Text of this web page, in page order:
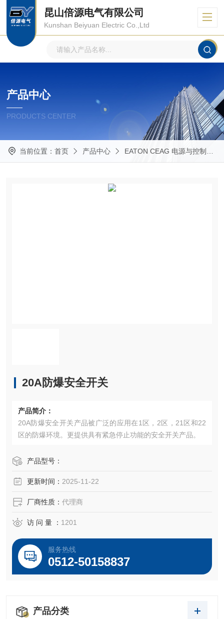
昆山倍源电气有限公司
Kunshan Beiyuan Electric Co.,Ltd
产品中心
PRODUCTS CENTER
当前位置： 首页 产品中心 EATON CEAG 电源与控制
20A防爆安全开关
产品简介：
20A防爆安全开关产品被广泛的应用在1区，2区，21区和22
区的防爆环境。更提供具有紧急停止功能的安全开关产品。
产品型号：
更新时间： 2025-11-22
厂商性质： 代理商
访 问 量 ： 1201
服务热线
0512-50158837
产品分类